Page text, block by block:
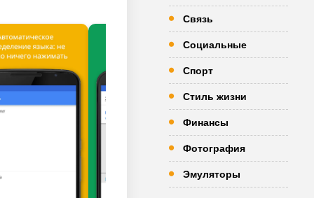
Связь
Социальные
Спорт
Стиль жизни
Финансы
Фотография
Эмуляторы